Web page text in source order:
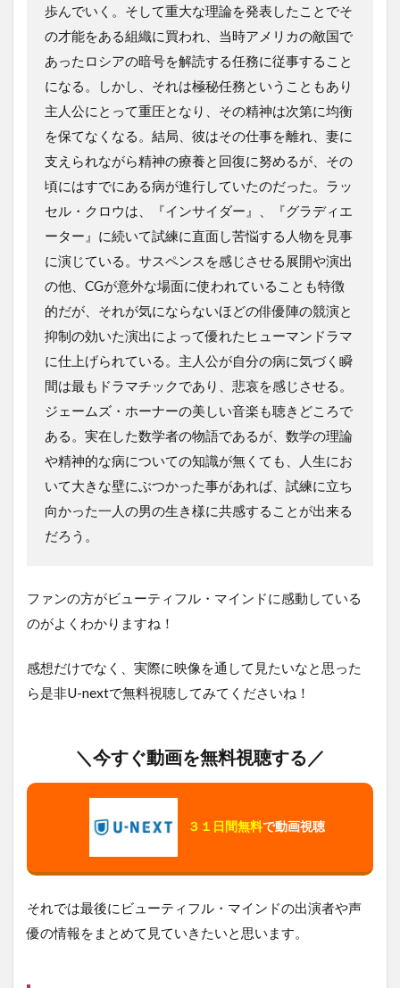
歩んでいく。そして重大な理論を発表したことでそ
の才能をある組織に買われ、当時アメリカの敵国で
あったロシアの暗号を解読する任務に従事すること
になる。しかし、それは極秘任務ということもあり
主人公にとって重圧となり、その精神は次第に均衡
を保てなくなる。結局、彼はその仕事を離れ、妻に
支えられながら精神の療養と回復に努めるが、その
頃にはすでにある病が進行していたのだった。ラッ
セル・クロウは、『インサイダー』、『グラディエ
ーター』に続いて試練に直面し苦悩する人物を見事
に演じている。サスペンスを感じさせる展開や演出
の他、CGが意外な場面に使われていることも特徴
的だが、それが気にならないほどの俳優陣の競演と
抑制の効いた演出によって優れたヒューマンドラマ
に仕上げられている。主人公が自分の病に気づく瞬
間は最もドラマチックであり、悲哀を感じさせる。
ジェームズ・ホーナーの美しい音楽も聴きどころで
ある。実在した数学者の物語であるが、数学の理論
や精神的な病についての知識が無くても、人生にお
いて大きな壁にぶつかった事があれば、試練に立ち
向かった一人の男の生き様に共感することが出来る
だろう。
ファンの方がビューティフル・マインドに感動している
のがよくわかりますね！
感想だけでなく、実際に映像を通して見たいなと思った
ら是非U-nextで無料視聴してみてくださいね！
＼今すぐ動画を無料視聴する／
３１日間無料で動画視聴
それでは最後にビューティフル・マインドの出演者や声
優の情報をまとめて見ていきたいと思います。